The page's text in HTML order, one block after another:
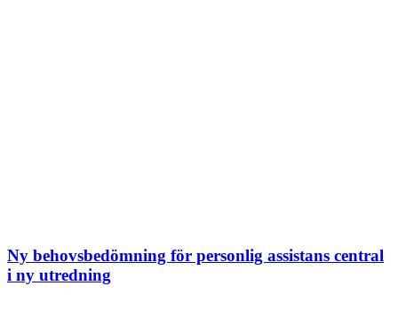
Ny behovsbedömning för personlig assistans central
i ny utredning